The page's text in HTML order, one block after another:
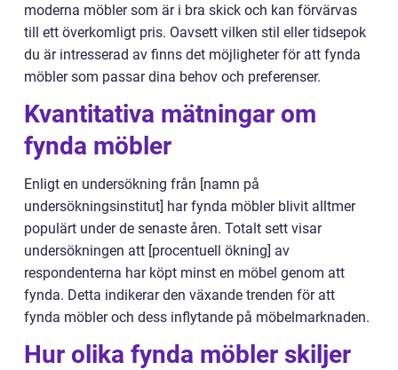
moderna möbler som är i bra skick och kan förvärvas
till ett överkomligt pris. Oavsett vilken stil eller tidsepok
du är intresserad av finns det möjligheter för att fynda
möbler som passar dina behov och preferenser.
Kvantitativa mätningar om
fynda möbler
Enligt en undersökning från [namn på
undersökningsinstitut] har fynda möbler blivit alltmer
populärt under de senaste åren. Totalt sett visar
undersökningen att [procentuell ökning] av
respondenterna har köpt minst en möbel genom att
fynda. Detta indikerar den växande trenden för att
fynda möbler och dess inflytande på möbelmarknaden.
Hur olika fynda möbler skiljer